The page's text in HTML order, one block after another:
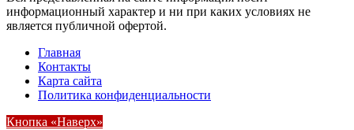
информационный характер и ни при каких условиях не
является публичной офертой.
Главная
Контакты
Карта сайта
Политика конфиденциальности
Кнопка «Наверх»